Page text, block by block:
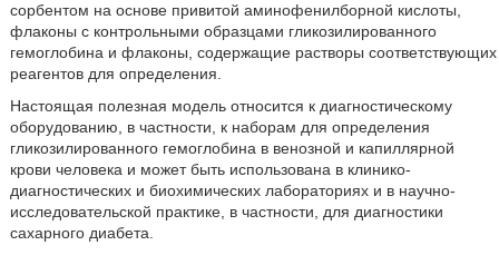
сорбентом на основе привитой аминофенилборной кислоты,
флаконы с контрольными образцами гликозилированного
гемоглобина и флаконы, содержащие растворы соответствующих
реагентов для определения.
Настоящая полезная модель относится к диагностическому
оборудованию, в частности, к наборам для определения
гликозилированного гемоглобина в венозной и капиллярной
крови человека и может быть использована в клинико-
диагностических и биохимических лабораториях и в научно-
исследовательской практике, в частности, для диагностики
сахарного диабета.